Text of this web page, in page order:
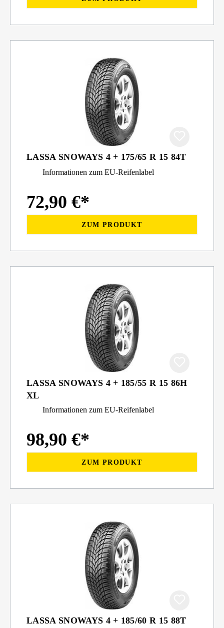
LASSA SNOWAYS 4 + 175/65 R 15 84T
Informationen zum EU-Reifenlabel
72,90 €*
ZUM PRODUKT
LASSA SNOWAYS 4 + 185/55 R 15 86H
XL
Informationen zum EU-Reifenlabel
98,90 €*
ZUM PRODUKT
LASSA SNOWAYS 4 + 185/60 R 15 88T